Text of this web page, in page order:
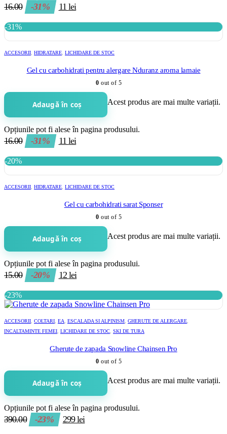
16.00 -31% 11 lei
-31%
ACCESORII HIDRATARE LICHIDARE DE STOC
Gel cu carbohidrati pentru alergare Nduranz aroma lamaie
0 out of 5
Adaugă în coș Acest produs are mai multe variații.
Opțiunile pot fi alese în pagina produsului.
16.00 -31% 11 lei
-20%
ACCESORII HIDRATARE LICHIDARE DE STOC
Gel cu carbohidrati sarat Sponser
0 out of 5
Adaugă în coș Acest produs are mai multe variații.
Opțiunile pot fi alese în pagina produsului.
15.00 -20% 12 lei
-23%
ACCESORII COLTARI EA ESCALADA SI ALPINISM GHERUTE DE ALERGARE
INCALTAMINTE FEMEI LICHIDARE DE STOC SKI DE TURA
Gherute de zapada Snowline Chainsen Pro
0 out of 5
Adaugă în coș Acest produs are mai multe variații.
Opțiunile pot fi alese în pagina produsului.
390.00 -23% 299lei